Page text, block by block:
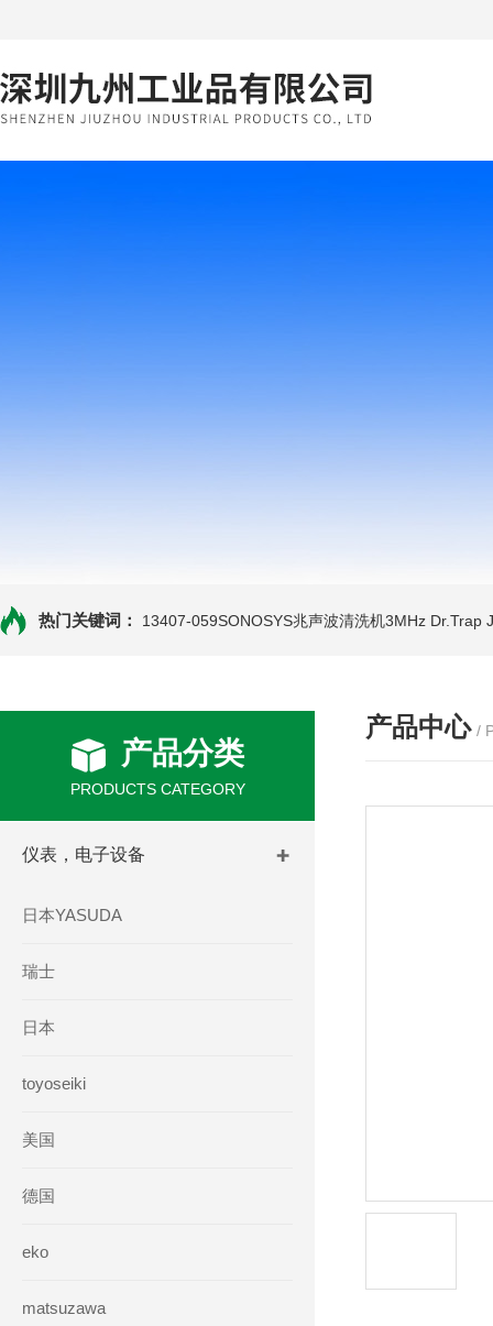
热门关键词： 13407-059SONOSYS兆声波清洗机3MHz Dr.Trap
产品分类
PRODUCTS CATEGORY
仪表，电子设备
日本YASUDA
瑞士
日本
toyoseiki
美国
德国
eko
matsuzawa
产品中心 /